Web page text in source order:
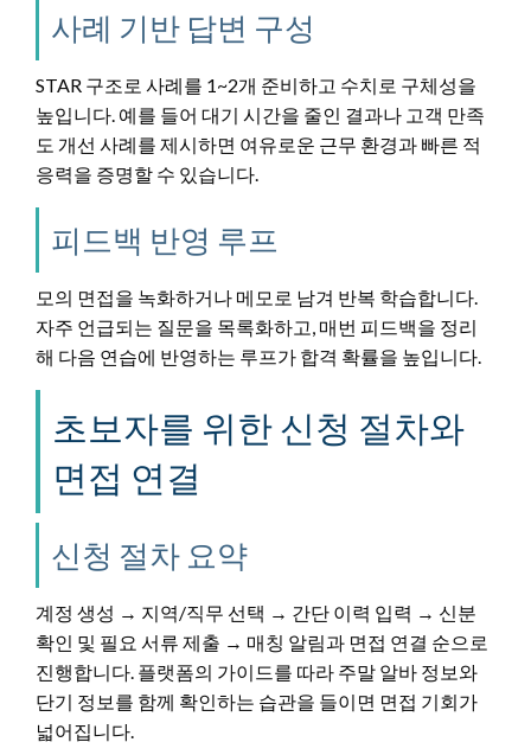
사례 기반 답변 구성
STAR 구조로 사례를 1~2개 준비하고 수치로 구체성을
높입니다. 예를 들어 대기 시간을 줄인 결과나 고객 만족
도 개선 사례를 제시하면 여유로운 근무 환경과 빠른 적
응력을 증명할 수 있습니다.
피드백 반영 루프
모의 면접을 녹화하거나 메모로 남겨 반복 학습합니다.
자주 언급되는 질문을 목록화하고, 매번 피드백을 정리
해 다음 연습에 반영하는 루프가 합격 확률을 높입니다.
초보자를 위한 신청 절차와
면접 연결
신청 절차 요약
계정 생성 → 지역/직무 선택 → 간단 이력 입력 → 신분
확인 및 필요 서류 제출 → 매칭 알림과 면접 연결 순으로
진행합니다. 플랫폼의 가이드를 따라 주말 알바 정보와
단기 정보를 함께 확인하는 습관을 들이면 면접 기회가
넓어집니다.